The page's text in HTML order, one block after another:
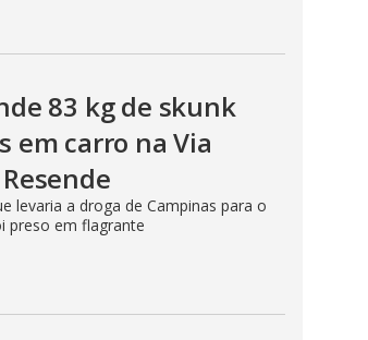
83 kg de skunk
em carro na Via
levaria a droga de Campinas para o
preso em flagrante